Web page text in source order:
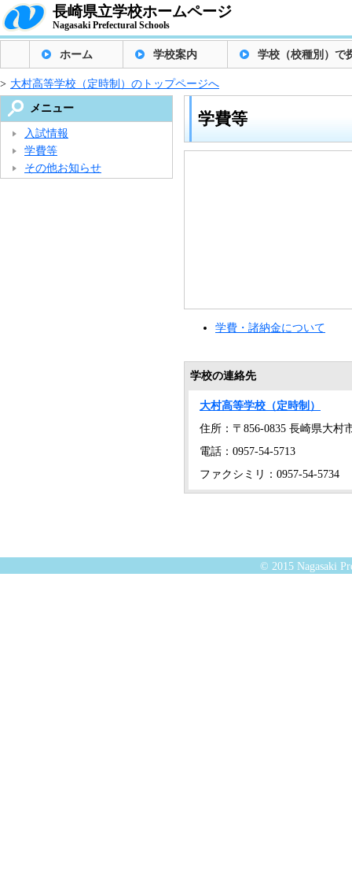
長崎県立学校ホームページ
Nagasaki Prefectural Schools
ホーム 学校案内 学校（校種別）で
> 大村高等学校（定時制）のトップページへ
学費等
学費・諸納金について
学校の連絡先
大村高等学校（定時制）
住所：〒856-0835 長崎県大村
電話：0957-54-5713
ファクシミリ：0957-54-5734
メニュー
入試情報
学費等
その他お知らせ
© 2015 Nagasaki